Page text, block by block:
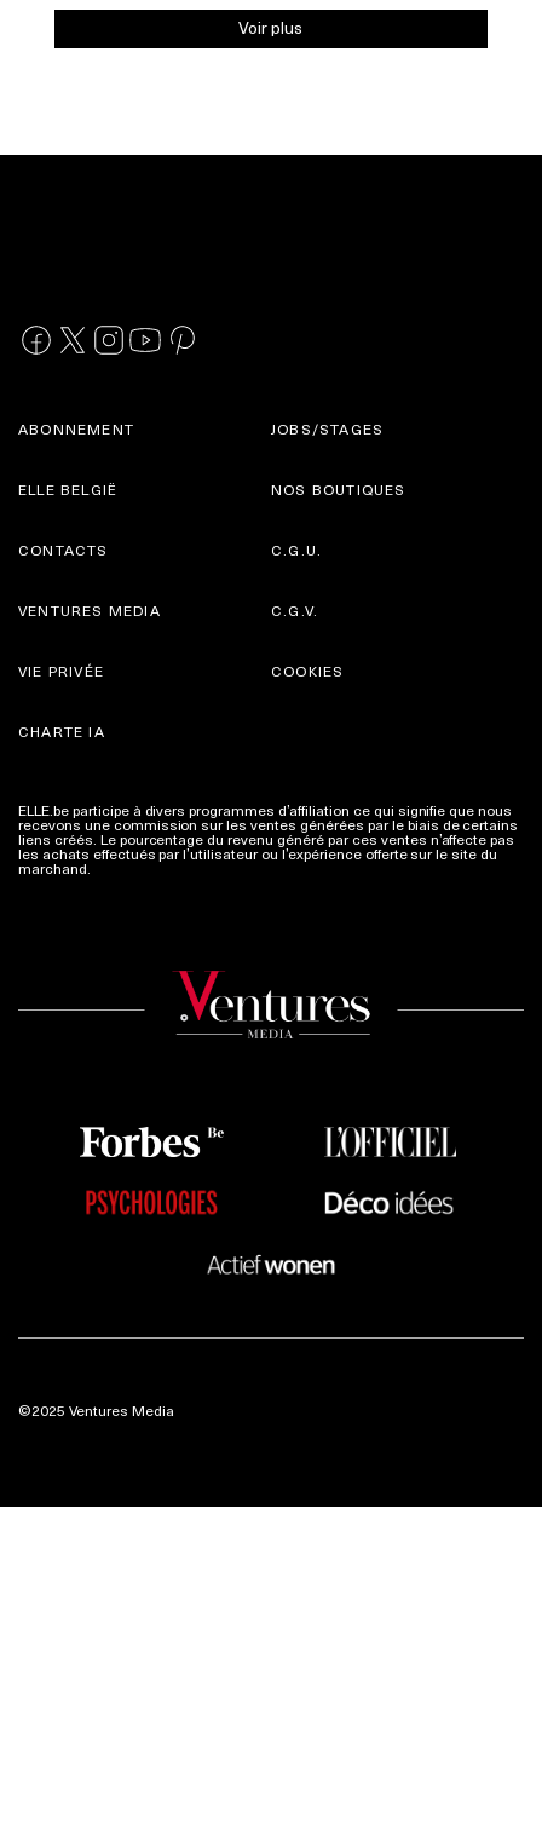
Voir plus
ABONNEMENT
ELLE BELGIË
JOBS/STAGES
NOS BOUTIQUES
CONTACTS
VENTURES MEDIA
C.G.U.
C.G.V.
VIE PRIVÉE
CHARTE IA
COOKIES
ELLE.be participe à divers programmes d’affiliation ce qui signifie que nous
recevons une commission sur les ventes générées par le biais de certains
liens créés. Le pourcentage du revenu généré par ces ventes n’affecte pas
les achats effectués par l’utilisateur ou l’expérience offerte sur le site du
marchand. Plus d'infos
©2025 Ventures Media